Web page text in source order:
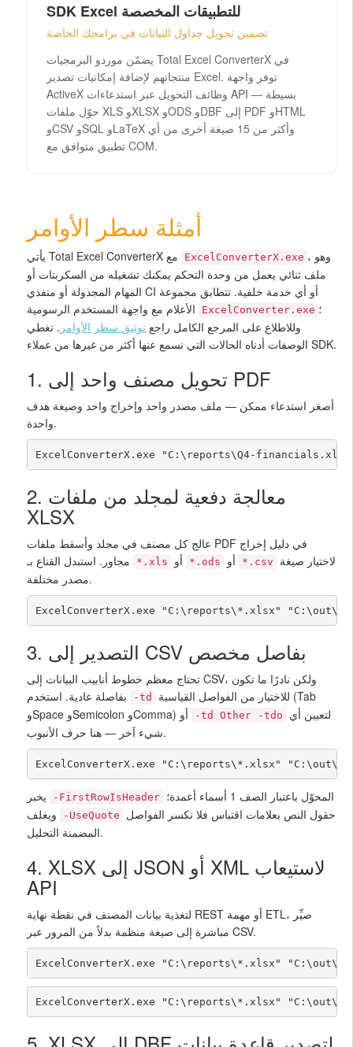
SDK Excel للتطبيقات المخصصة
تضمين تحويل جداول البيانات في برامجك الخاصة
يضمّن موردو البرمجيات Total Excel ConverterX في
منتجاتهم لإضافة إمكانيات تصدير Excel. توفر واجهة
ActiveX وظائف التحويل عبر استدعاءات API بسيطة —
حوّل ملفات XLS وXLSX وODS وDBF إلى PDF وHTML
وCSV وSQL وLaTeX وأكثر من 15 صيغة أخرى من أي
تطبيق متوافق مع COM.
أمثلة سطر الأوامر
ExcelConverterX.exe ، وهو
ملف ثنائي يعمل من وحدة التحكم يمكنك تشغيله من السكربتات أو
المهام المجدولة أو منفذي CI أو أي خدمة خلفية. تتطابق مجموعة
ExcelConverter.exe ؛
وللاطلاع على المرجع الكامل راجع توثيق سطر الأوامر . تغطي
الوصفات أدناه الحالات التي نسمع عنها أكثر من غيرها من عملاء SDK.
1. تحويل مصنف واحد إلى PDF
أصغر استدعاء ممكن — ملف مصدر واحد وإخراج واحد وصيغة هدف
واحدة.
ExcelConverterX.exe "C:\reports\Q4-
2. معالجة دفعية لمجلد من ملفات
XLSX
عالج كل مصنف في مجلد وأسقط ملفات PDF في دليل إخراج
*.xls *.ods *.csv
مصدر مختلفة.
ExcelConverterX.exe "C:\reports\*.xlsx" "C:\out\" -
3. التصدير إلى CSV بفاصل مخصص
تحتاج معظم خطوط أنابيب البيانات إلى CSV، ولكن نادرًا ما تكون
-td
-td Other -tdo
شيء آخر — هنا حرف الأنبوب.
ExcelConverterX.exe "C:\reports\*.xlsx" "C:\out\"
-FirstRowIsHeader
-UseQuote
المضمنة التحليل.
4. XLSX إلى JSON أو XML لاستيعاب
API
لتغذية بيانات المصنف في نقطة نهاية REST أو مهمة ETL، صيِّر
مباشرة إلى صيغة منظمة بدلاً من المرور عبر CSV.
ExcelConverterX.exe "C:\reports\*.xlsx" "C:\out\" -
ExcelConverterX.exe "C:\reports\*.xlsx" "C:\out\" -